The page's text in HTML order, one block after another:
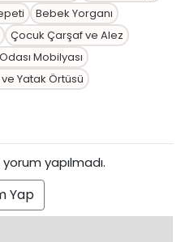
Bebek Yorganı
Çocuk Çarşaf ve Alez
Mobilyası
Yatak Örtüsü
yapılmadı.
Yap